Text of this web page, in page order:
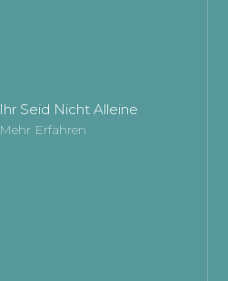
Ihr Seid Nicht Alleine
Mehr Erfahren